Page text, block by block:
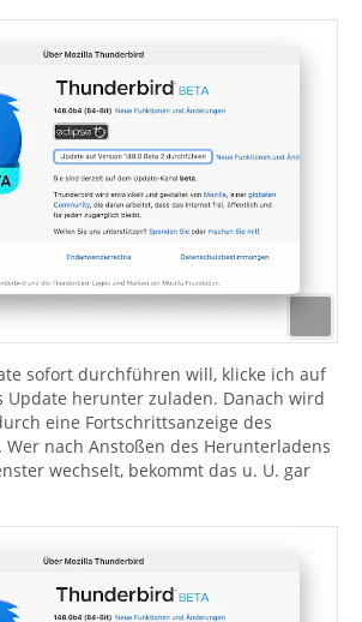
sofort durchführen will, klicke ich auf
Update herunter zuladen. Danach wird
eine Fortschrittsanzeige des
Wer nach Anstoßen des Herunterladens
wechselt, bekommt das u. U. gar